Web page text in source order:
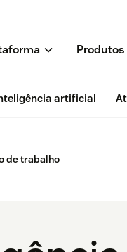
Produtos
artificial
de trabalho